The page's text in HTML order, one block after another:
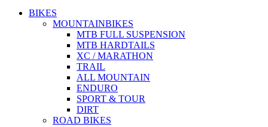
BIKES
MOUNTAINBIKES
MTB FULL SUSPENSION
MTB HARDTAILS
XC / MARATHON
TRAIL
ALL MOUNTAIN
ENDURO
SPORT & TOUR
DIRT
ROAD BIKES